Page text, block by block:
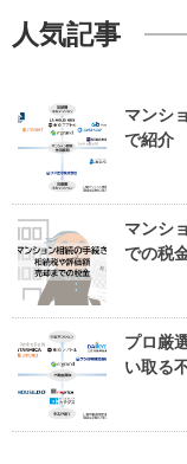
人気記事
マンシ
で紹介
マンシ
での税
プロ厳
い取る